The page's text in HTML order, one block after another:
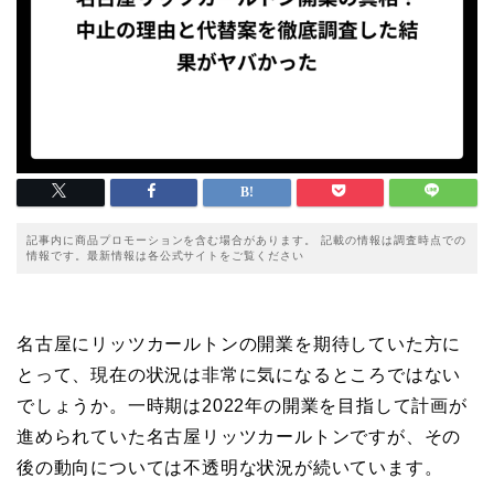
記事内に商品プロモーションを含む場合があります。 記載の情報は調査時点での
情報です。最新情報は各公式サイトをご覧ください
名古屋にリッツカールトンの開業を期待していた方に
とって、現在の状況は非常に気になるところではない
でしょうか。一時期は2022年の開業を目指して計画が
進められていた名古屋リッツカールトンですが、その
後の動向については不透明な状況が続いています。